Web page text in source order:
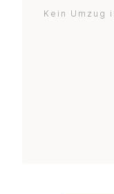
Kein Umzug